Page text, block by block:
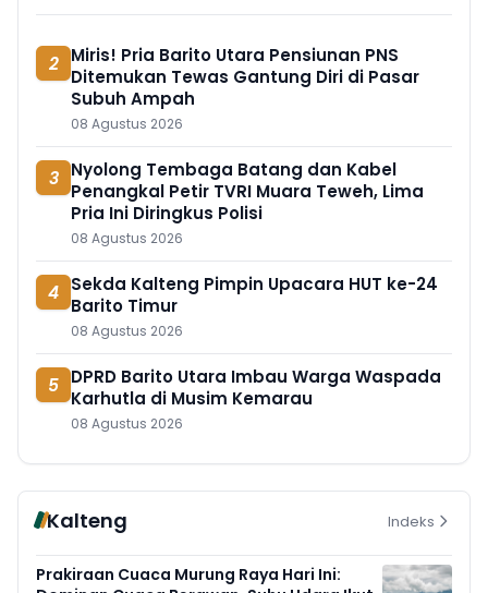
2 Miris! Pria Barito Utara Pensiunan PNS
Ditemukan Tewas Gantung Diri di Pasar
Subuh Ampah
08 Agustus 2026
3 Nyolong Tembaga Batang dan Kabel
Penangkal Petir TVRI Muara Teweh, Lima
Pria Ini Diringkus Polisi
08 Agustus 2026
4 Sekda Kalteng Pimpin Upacara HUT ke-24
Barito Timur
08 Agustus 2026
5 DPRD Barito Utara Imbau Warga Waspada
Karhutla di Musim Kemarau
08 Agustus 2026
Kalteng Indeks
Prakiraan Cuaca Murung Raya Hari Ini: